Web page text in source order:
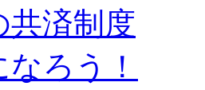
共済制度
ろう！